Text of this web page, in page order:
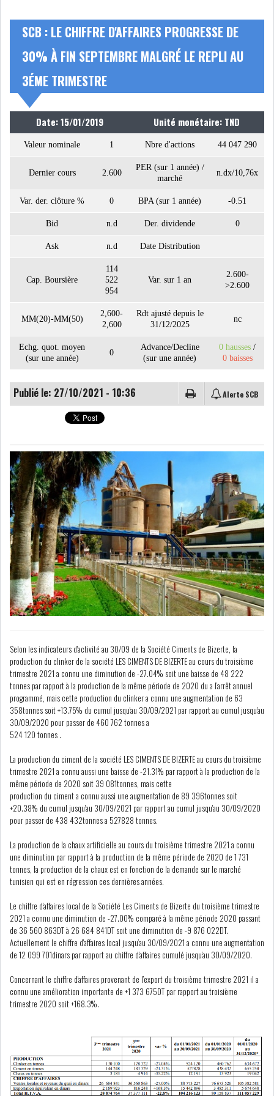
NOMINATIONS NOTATION
PRIVATISATION & OPV RAPPORTS DE GESTION
INDICATEURS
DIVERS
OPINION ANALYSE MARCHÉ
SONDAGES
COMMUNIQUÉS DE
PRESSE
HEBDOMADAIRE...
LE CMF ET LA BANQUE DE
FRANCE RENFORCENT...
ADMINISTRATEURS...
COTATION ET ANALYSES
FICHES SOCIÉTÉS
COURS DU JOUR
ANALYSE QUOTIDIENNE
ANALYSE HEBDOMADAIRE
ZOOM ENTREPRISE
HISTORIQUE DES ZOOMS
ARCHIVES DES COURS
HISTORIQUE ANALYSES HEBDOMADAIRES
SICAV
GRAPHIQUE DU TUNINDEX
RSS ANALYSES HEBDOMADAIRES
RSS ZOOMS
ASSURANCES PHARMACEUTIQUE
SCB : LE CHIFFRE D'AFFAIRES PROGRESSE DE
30% À FIN SEPTEMBRE MALGRÉ LE REPLI AU
3ÉME TRIMESTRE
Date: 15/01/2019 Unité monétaire: TND
Valeur nominale 1 Nbre d'actions 44 047 290
Dernier cours 2.600
PER (sur 1 année) /
marché
n.dx/10,76x
Var. der. clôture % 0 BPA (sur 1 année) -0.51
Bid n.d Der. dividende 0
Ask n.d Date Distribution
Cap. Boursière
114
522
954
Var. sur 1 an
2.600-
>2.600
MM(20)-MM(50)
2,600-
2,600
Rdt ajusté depuis le
31/12/2025
nc
Echg. quot. moyen
(sur une année)
0
Advance/Decline
(sur une année)
0 hausses /
0 baisses
Publié le: 27/10/2021 - 10:36 Alerte SCB
Selon les indicateurs d'activité au 30/09 de la Société Ciments de Bizerte, la
production du clinker de la société LES CIMENTS DE BIZERTE au cours du troisième
trimestre 2021 a connu une diminution de -27.04% soit une baisse de 48 222
tonnes par rapport à la production de la même période de 2020 du a l’arrêt annuel
programmé, mais cette production du clinker a connu une augmentation de 63
358tonnes soit +13.75% du cumul jusqu'au 30/09/2021 par rapport au cumul jusqu'au
30/09/2020 pour passer de 460 762 tonnes a
524 120 tonnes .
La production du ciment de la société LES CIMENTS DE BIZERTE au cours du troisième
trimestre 2021 a connu aussi une baisse de -21.31% par rapport à la production de la
même période de 2020 soit 39 081tonnes, mais cette
production du ciment a connu aussi une augmentation de 89 396tonnes soit
+20.38% du cumul jusqu'au 30/09/2021 par rapport au cumul jusqu'au 30/09/2020
pour passer de 438 432tonnes a 527828 tonnes.
La production de la chaux artificielle au cours du troisième trimestre 2021 a connu
une diminution par rapport à la production de la même période de 2020 de 1 731
tonnes, la production de la chaux est en fonction de la demande sur le marché
tunisien qui est en régression ces dernières années.
Le chiffre d'affaires local de la Société Les Ciments de Bizerte du troisième trimestre
2021 a connu une diminution de -27.00% comparé à la même période 2020 passant
de 36 560 863DT à 26 684 841DT soit une diminution de -9 876 022DT.
Actuellement le chiffre d'affaires local jusqu’au 30/09/2021 a connu une augmentation
de 12 099 701dinars par rapport au chiffre d'affaires cumulé jusqu'au 30/09/2020.
Concernant le chiffre d'affaires provenant de l’export du troisième trimestre 2021 il a
connu une amélioration importante de +1 373 675DT par rapport au troisième
trimestre 2020 soit +168.3%.